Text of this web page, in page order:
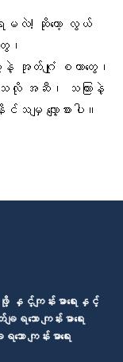
ရမလဲ! ဆိုတော့ လွယ်
၊
နဲ့ အုတ်ဂျုံ စတာတွေ၊
သလို အဆီ၊ သကြားနဲ့
လျှော့စားပါ။
နှင့်ကျန်းမာရေးနှင့်
ော ကျန်းမာရေး
ကျန်းမာရေး